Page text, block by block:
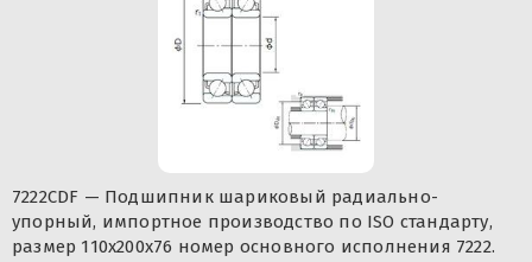
7222CDF — Подшипник шариковый радиально-
упорный, импортное производство по ISO стандарту,
размер 110x200x76 номер основного исполнения 7222.